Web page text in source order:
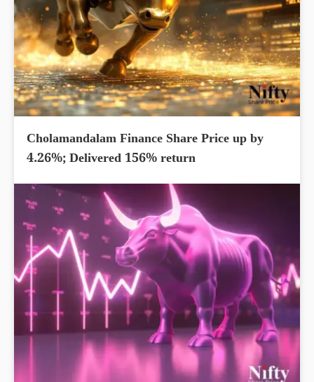
Cholamandalam Finance Share Price up by
4.26%; Delivered 156% return